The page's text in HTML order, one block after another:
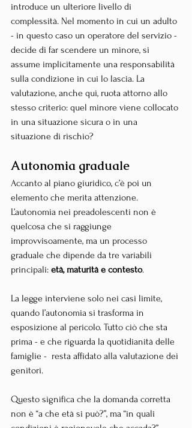
introduce un ulteriore livello di
complessità. Nel momento in cui un adulto
- in questo caso un operatore del servizio -
decide di far scendere un minore, si
assume implicitamente una responsabilità
sulla condizione in cui lo lascia. La
valutazione, anche qui, ruota attorno allo
stesso criterio: quel minore viene collocato
in una situazione sicura o in una
situazione di rischio?
Autonomia graduale
Accanto al piano giuridico, c’è poi un
elemento che merita attenzione.
L’autonomia nei preadolescenti non è
quelcosa che si raggiunge
improvvisoamente, ma un processo
graduale che dipende da tre variabili
principali: età, maturità e contesto.
La legge interviene solo nei casi limite,
quando l’autonomia si trasforma in
esposizione al pericolo. Tutto ciò che sta
prima - e che riguarda la quotidianità delle
famiglie -  resta affidato alla valutazione dei
genitori.
Questo significa che la domanda corretta
non è “a che età si può?”, ma “in quali